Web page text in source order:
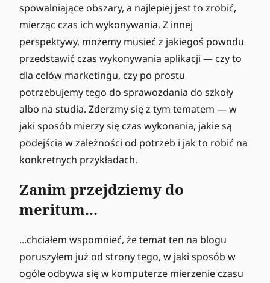
spowalniające obszary, a najlepiej jest to zrobić,
mierząc czas ich wykonywania. Z innej
perspektywy, możemy musieć z jakiegoś powodu
przedstawić czas wykonywania aplikacji — czy to
dla celów marketingu, czy po prostu
potrzebujemy tego do sprawozdania do szkoły
albo na studia. Zderzmy się z tym tematem — w
jaki sposób mierzy się czas wykonania, jakie są
podejścia w zależności od potrzeb i jak to robić na
konkretnych przykładach.
Zanim przejdziemy do
meritum...
...chciałem wspomnieć, że temat ten na blogu
poruszyłem już od strony tego, w jaki sposób w
ogóle odbywa się w komputerze mierzenie czasu